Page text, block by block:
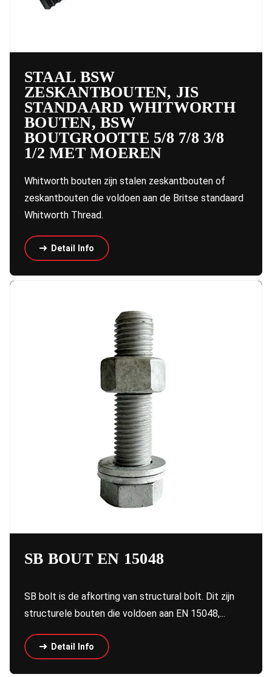
STAAL BSW
ZESKANTBOUTEN, JIS
STANDAARD WHITWORTH
BOUTEN, BSW
BOUTGROOTTE 5/8 7/8 3/8
1/2 MET MOEREN
Whitworth bouten zijn stalen zeskantbouten of
zeskantbouten die voldoen aan de Britse standaard
Whitworth Thread.
Detail Info
SB BOUT EN 15048
SB bolt is de afkorting van structural bolt. Dit zijn
structurele bouten die voldoen aan EN 15048,...
Detail Info